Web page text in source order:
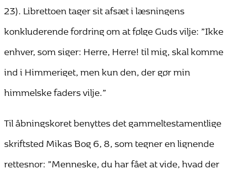
23). Librettoen tager sit afsæt i læsningens
konkluderende fordring om at følge Guds vilje: ”Ikke
enhver, som siger: Herre, Herre! til mig, skal komme
ind i Himmeriget, men kun den, der gør min
himmelske faders vilje.”
Til åbningskoret benyttes det gammeltestamentlige
skriftsted Mikas Bog 6, 8, som tegner en lignende
rettesnor: ”Menneske, du har fået at vide, hvad der